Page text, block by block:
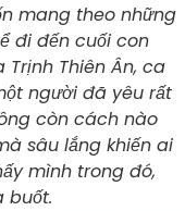
mang theo những
đi đến cuối con
Thiên Ân, ca
người đã yêu rất
còn cách nào
sâu lắng khiến ai
mình trong đó,
buốt.